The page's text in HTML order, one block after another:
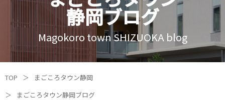
静岡ブログ
Magokoro town SHIZUOKA blog
TOP ＞
まごころタウン静岡
＞
まごころタウン静岡ブログ